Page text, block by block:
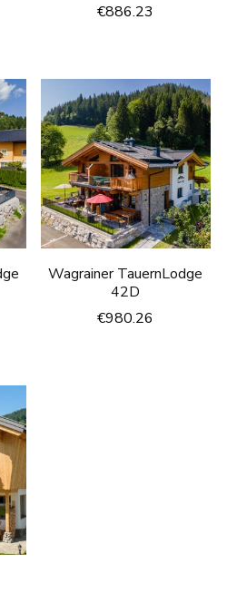
€886.23
Wagrainer TauernLodge
42D
€980.26